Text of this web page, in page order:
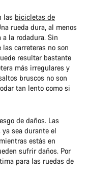
las bicicletas de
rueda dura, al menos
la rodadura. Sin
carreteras no son
resultar bastante
más irregulares y
bruscos no son
tan lento como si
de daños. Las
sea durante el
estás en
sufrir daños. Por
para las ruedas de